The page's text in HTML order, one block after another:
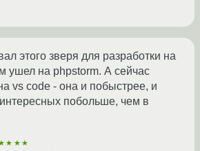
этого зверя для разработки на
ушел на phpstorm. А сейчас
vs code - она и побыстрее, и
побольше, чем в